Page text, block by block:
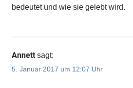
bedeutet und wie sie gelebt wird.
Annett sagt:
5. Januar 2017 um 12:07 Uhr